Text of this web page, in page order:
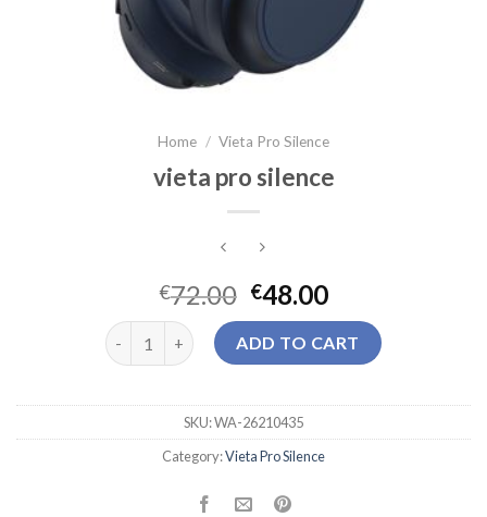
Home / Vieta Pro Silence
vieta pro silence
€72.00 €48.00
vieta pro silence quantityADD TO CART
SKU:WA-26210435
Category:Vieta Pro Silence